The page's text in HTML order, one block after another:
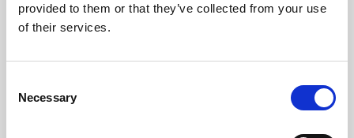
provided to them or that they’ve collected from your use
of their services.
Selection
Necessary